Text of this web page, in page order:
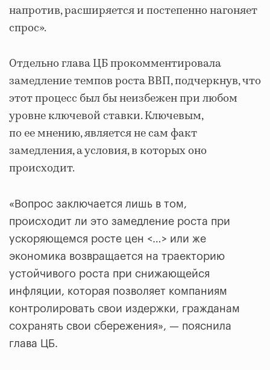
напротив, расширяется и постепенно нагоняет
спрос».
Отдельно глава ЦБ прокомментировала
замедление темпов роста ВВП, подчеркнув, что
этот процесс был бы неизбежен при любом
уровне ключевой ставки. Ключевым,
по ее мнению, является не сам факт
замедления, а условия, в которых оно
происходит.
«Вопрос заключается лишь в том,
происходит ли это замедление роста при
ускоряющемся росте цен <…> или же
экономика возвращается на траекторию
устойчивого роста при снижающейся
инфляции, которая позволяет компаниям
контролировать свои издержки, гражданам
сохранять свои сбережения», — пояснила
глава ЦБ.